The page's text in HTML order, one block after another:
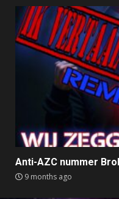
Anti-AZC nummer
9 months ago